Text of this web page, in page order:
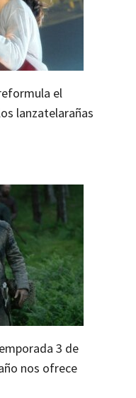
el
lanzatelarañas
3 de
nos ofrece